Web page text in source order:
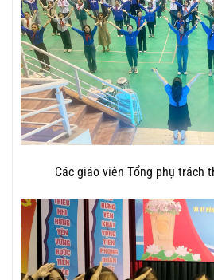
Các giáo viên Tổng phụ trách